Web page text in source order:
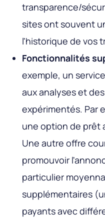
transparence/
sites ont souvent
l'historique de vos
Fonctionnalités
exemple, un
aux analyses et
expérimentés. Par
une option de prêt
Une autre offre
promouvoir
particulier
supplémentaires
payants avec